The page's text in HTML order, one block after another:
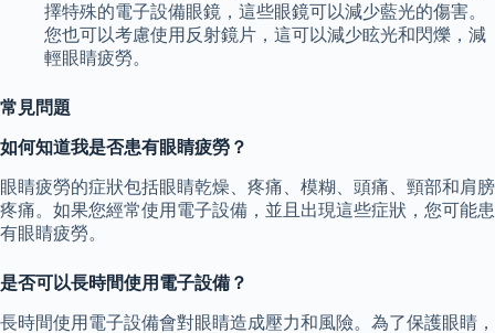
擇特殊的電子設備眼鏡，這些眼鏡可以減少藍光的傷害。
您也可以考慮使用反射鏡片，這可以減少眩光和閃爍，減
輕眼睛疲勞。
常見問題
如何知道我是否患有眼睛疲勞？
眼睛疲勞的症狀包括眼睛乾燥、疼痛、模糊、頭痛、頸部和肩膀
疼痛。如果您經常使用電子設備，並且出現這些症狀，您可能患
有眼睛疲勞。
是否可以長時間使用電子設備？
長時間使用電子設備會對眼睛造成壓力和風險。為了保護眼睛，